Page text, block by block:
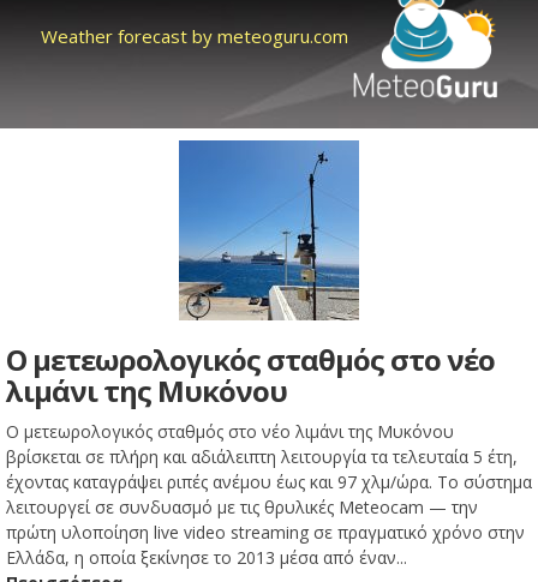
Weather forecast by meteoguru.com
Ο μετεωρολογικός σταθμός στο νέο
λιμάνι της Μυκόνου
Ο μετεωρολογικός σταθμός στο νέο λιμάνι της Μυκόνου
βρίσκεται σε πλήρη και αδιάλειπτη λειτουργία τα τελευταία 5 έτη,
έχοντας καταγράψει ριπές ανέμου έως και 97 χλμ/ώρα. Το σύστημα
λειτουργεί σε συνδυασμό με τις θρυλικές Meteocam — την
πρώτη υλοποίηση live video streaming σε πραγματικό χρόνο στην
Ελλάδα, η οποία ξεκίνησε το 2013 μέσα από έναν...